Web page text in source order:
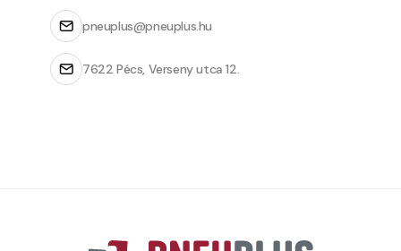
pneuplus@pneuplus.hu
7622 Pécs, Verseny utca 12.